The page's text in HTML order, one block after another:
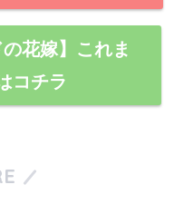
花嫁】これま
コチラ